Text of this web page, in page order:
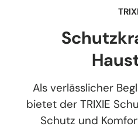
Als verlässlicher
bietet der TRIXIE
Schutz und